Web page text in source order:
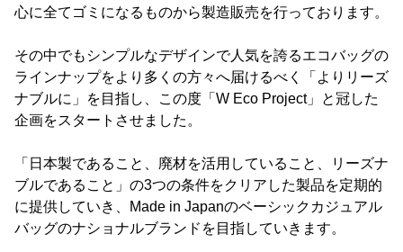
心に全てゴミになるものから製造販売を行っております。
その中でもシンプルなデザインで人気を誇るエコバッグの
ラインナップをより多くの方々へ届けるべく「よりリーズ
ナブルに」を目指し、この度「W Eco Project」と冠した
企画をスタートさせました。
「日本製であること、廃材を活用していること、リーズナ
ブルであること」の3つの条件をクリアした製品を定期的
に提供していき、Made in Japanのベーシックカジュアル
バッグのナショナルブランドを目指していきます。